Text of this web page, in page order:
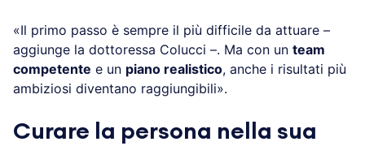
«Il primo passo è sempre il più difficile da attuare –
aggiunge la dottoressa Colucci –. Ma con un team
competente e un piano realistico, anche i risultati più
ambiziosi diventano raggiungibili».
Curare la persona nella sua